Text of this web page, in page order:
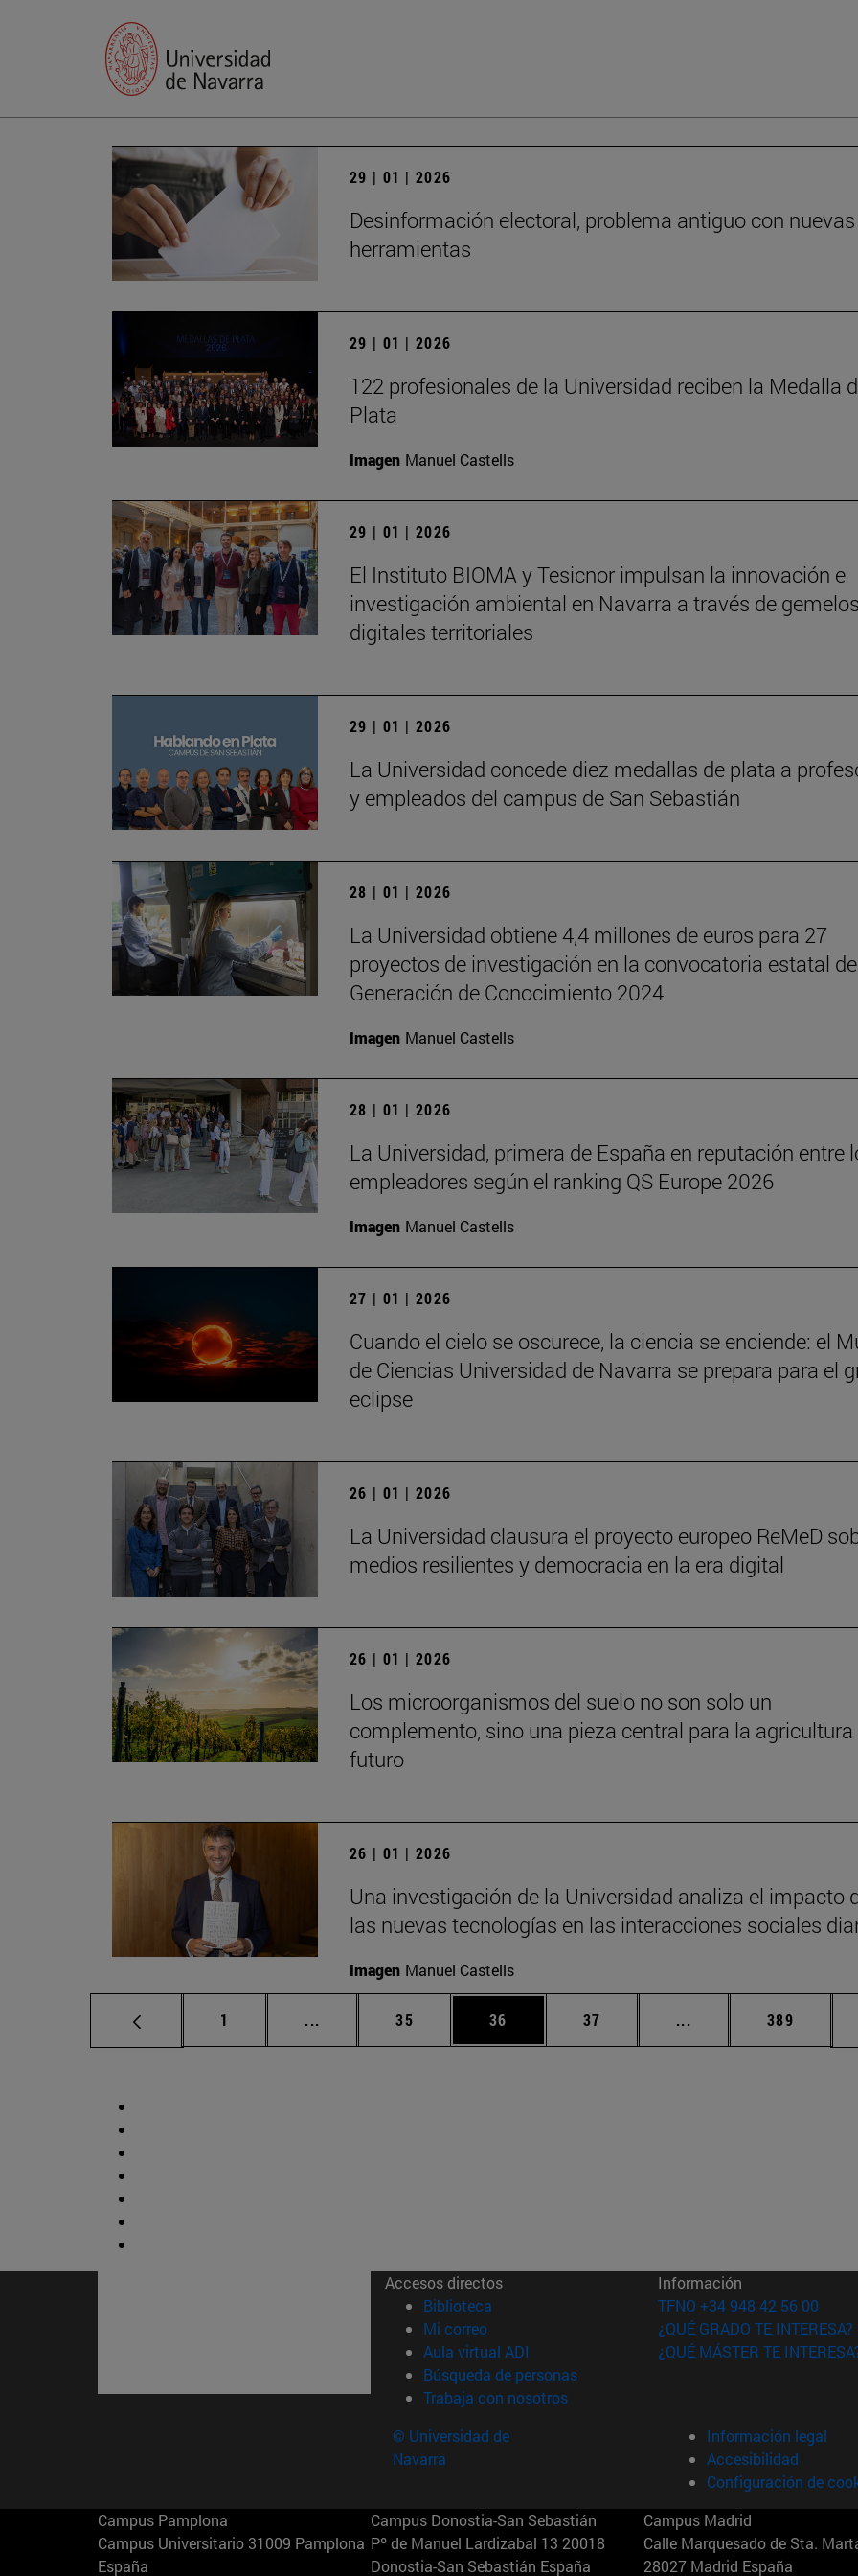
29 | 01 | 2026
Desinformación electoral, problema antiguo con nuevas
herramientas
29 | 01 | 2026
122 profesionales de la Universidad reciben la Medalla
Plata
Imagen Manuel Castells
29 | 01 | 2026
El Instituto BIOMA y Tesicnor impulsan la innovación e
investigación ambiental en Navarra a través de
digitales territoriales
29 | 01 | 2026
La Universidad concede diez medallas de plata a
y empleados del campus de San Sebastián
28 | 01 | 2026
La Universidad obtiene 4,4 millones de euros para 27
proyectos de investigación en la convocatoria estatal de
Generación de Conocimiento 2024
Imagen Manuel Castells
28 | 01 | 2026
La Universidad, primera de España en reputación entre
empleadores según el ranking QS Europe 2026
Imagen Manuel Castells
27 | 01 | 2026
Cuando el cielo se oscurece, la ciencia se enciende: el
de Ciencias Universidad de Navarra se prepara para el
eclipse
26 | 01 | 2026
La Universidad clausura el proyecto europeo ReMeD
medios resilientes y democracia en la era digital
26 | 01 | 2026
Los microorganismos del suelo no son solo un
complemento, sino una pieza central para la agricultura
futuro
26 | 01 | 2026
Una investigación de la Universidad analiza el impacto
las nuevas tecnologías en las interacciones sociales
Imagen Manuel Castells
Página
1 ... Páginas intermedias Use TAB para desplazarse.
Página
35 Página
36 Página
37 ... Páginas intermedias
Página
389
Accesos directos
Biblioteca (abre en nueva ventana)
Mi correo(abre en nueva ventana)
Aula virtual ADI (abre en nueva ventana)
Búsqueda de personas(abre en nueva ventana)
Trabaja con nosotros(abre en nueva ventana)
Información
TFNO +34 948 42 56 00
¿QUÉ GRADO TE INTERESA?
¿QUÉ MÁSTER TE
© Universidad de
Navarra
Información legal
Accesibilidad
Configuración de
Campus Pamplona
Campus Universitario 31009 Pamplona
España
Campus Donostia-San Sebastián
Pº de Manuel Lardizabal 13 20018
Donostia-San Sebastián España
Campus Madrid
Calle Marquesado de Sta.
28027 Madrid España